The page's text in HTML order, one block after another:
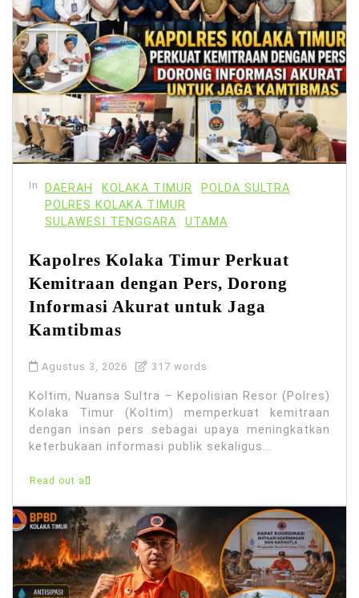
In DAERAH KOLAKA TIMUR
POLDA SULTRA
POLRES KOLAKA TIMUR
SULAWESI TENGGARA
UTAMA
Kapolres Kolaka Timur Perkuat
Kemitraan dengan Pers, Dorong
Informasi Akurat untuk Jaga
Kamtibmas
Agustus 3, 2026 317 words
Koltim, Nuansa Sultra – Kepolisian Resor (Polres)
Kolaka Timur (Koltim) memperkuat kemitraan
dengan insan pers sebagai upaya meningkatkan
keterbukaan informasi publik sekaligus...
Read out all